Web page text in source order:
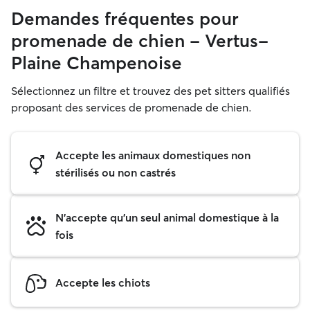
Demandes fréquentes pour
promenade de chien - Vertus-
Plaine Champenoise
Sélectionnez un filtre et trouvez des pet sitters qualifiés
proposant des services de promenade de chien.
Accepte les animaux domestiques non
stérilisés ou non castrés
N'accepte qu'un seul animal domestique à la
fois
Accepte les chiots